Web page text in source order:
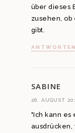
über dieses
zusehen, ob
gibt.
ANTWORTEN
SABINE
26. AUGUST
"Ich kann es